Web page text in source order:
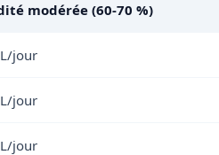
modérée (60-70 %)
jour
jour
jour